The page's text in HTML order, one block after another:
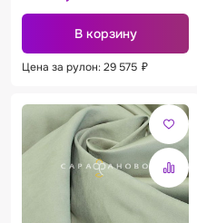
В корзину
Цена за рулон: 29 575 ₽